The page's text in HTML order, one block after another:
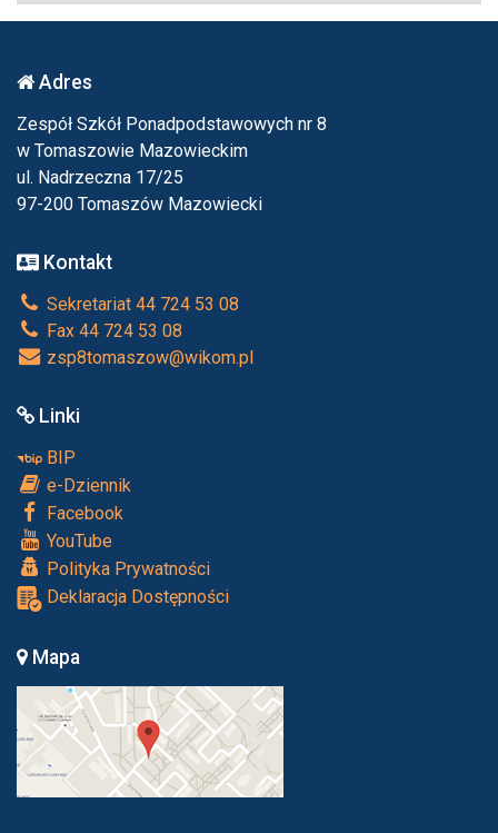
Adres
Zespół Szkół Ponadpodstawowych nr 8
w Tomaszowie Mazowieckim
ul. Nadrzeczna 17/25
97-200 Tomaszów Mazowiecki
Kontakt
Sekretariat 44 724 53 08
Fax 44 724 53 08
zsp8tomaszow@wikom.pl
Linki
BIP
e-Dziennik
Facebook
YouTube
Polityka Prywatności
Deklaracja Dostępności
Mapa